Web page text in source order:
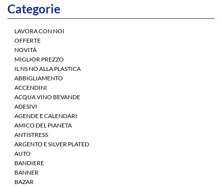
Categorie
LAVORA CON NOI
OFFERTE
NOVITÀ
MIGLIOR PREZZO
IL NS NO ALLA PLASTICA
ABBIGLIAMENTO
ACCENDINI
ACQUA VINO BEVANDE
ADESIVI
AGENDE E CALENDARI
AMICO DEL PIANETA
ANTISTRESS
ARGENTO E SILVER PLATED
AUTO
BANDIERE
BANNER
BAZAR